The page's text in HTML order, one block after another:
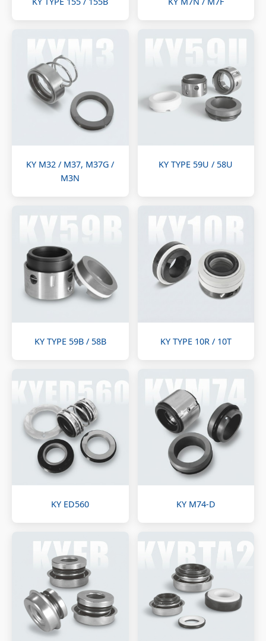
KY M32 / M37, M37G /
M3N
KY TYPE 59U / 58U
KY TYPE 59B / 58B KY TYPE 10R / 10T
KY ED560 KY M74-D